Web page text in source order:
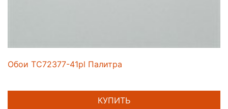
Обои TC72377-41pl Палитра
КУПИТЬ